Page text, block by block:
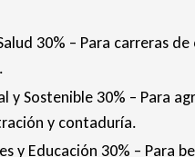
30% – Para carreras
y Sostenible 30% – Para
y contaduría.
y Educación 30% – Para